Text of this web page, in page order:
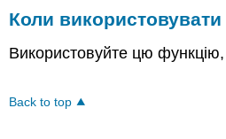
Коли
Використовуйте цю
Back to top